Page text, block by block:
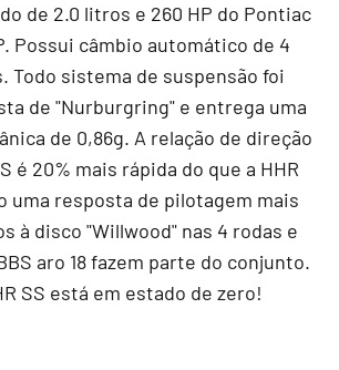
de 2.0 litros e 260 HP do Pontiac
Possui câmbio automático de 4
Todo sistema de suspensão foi
de "Nurburgring" e entrega uma
de 0,86g. A relação de direção
é 20% mais rápida do que a HHR
uma resposta de pilotagem mais
à disco "Willwood" nas 4 rodas e
aro 18 fazem parte do conjunto.
SS está em estado de zero!